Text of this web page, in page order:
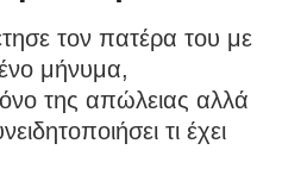
τον πατέρα του με
μήνυμα,
της απώλειας αλλά
τι έχει